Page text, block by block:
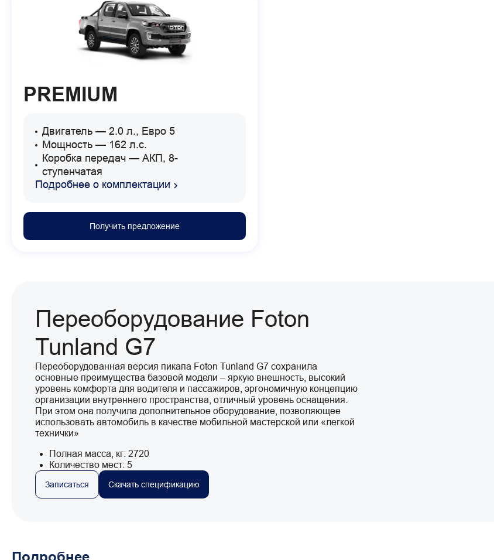
PREMIUM
Двигатель — 2.0 л., Евро 5
Мощность — 162 л.с.
Коробка передач — АКП, 8-
ступенчатая
Подробнее о комплектации
Получить предложение
Переоборудование Foton
Tunland G7
Переоборудованная версия пикапа Foton Tunland G7 сохранила
основные преимущества базовой модели – яркую внешность, высокий
уровень комфорта для водителя и пассажиров, эргономичную концепцию
организации внутреннего пространства, отличный уровень оснащения.
При этом она получила дополнительное оборудование, позволяющее
использовать автомобиль в качестве мобильной мастерской или «легкой
технички»
Полная масса, кг: 2720
Количество мест: 5
Записаться Скачать спецификацию
Подробнее